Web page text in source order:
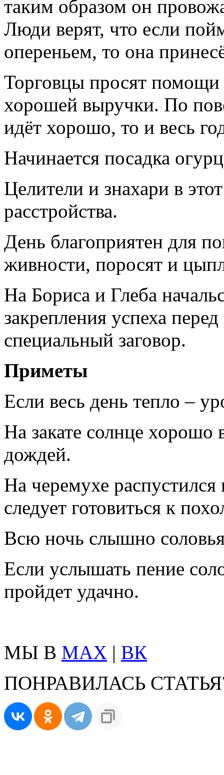
таким образом он
Люди верят, что если
опереньем, то она
Торговцы просят помощи
хорошей выручки. По
идёт хорошо, то и весь
Начинается посадка
Целители и знахари в
расстройства.
День благоприятен для
живности, поросят и
На Бориса и Глеба
закрепления успеха
специальный заговор.
Приметы
Если весь день тепло –
На закате солнце хорошо
дождей.
На черемухе
следует готовиться к
Всю ночь слышно
Если услышать пение
пройдет удачно.
МЫ В MAX | ВК
ПОНРАВИЛАСЬ